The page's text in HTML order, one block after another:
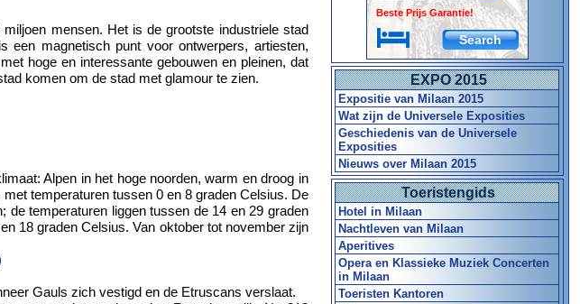
Beste Prijs Garantie!
EXPO 2015
Expositie van Milaan 2015
Wat zijn de Universele Exposities
Geschiedenis van de Universele
Exposities
Nieuws over Milaan 2015
Toeristengids
Hotel in Milaan
Nachtleven van Milaan
Aperitives
Opera en Klassieke Muziek Concerten
in Milaan
Toeristen Kantoren
mensen. Het is de grootste industriele stad
een magnetisch punt voor ontwerpers, artiesten,
hoge en interessante gebouwen en pleinen, dat
komen om de stad met glamour te zien.
Alpen in het hoge noorden, warm en droog in
temperaturen tussen 0 en 8 graden Celsius. De
temperaturen liggen tussen de 14 en 29 graden
18 graden Celsius. Van oktober tot november zijn
Gauls zich vestigd en de Etruscans verslaat.